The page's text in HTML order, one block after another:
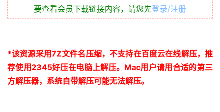
要查看会员下载链接内容，请您先登录/注册
*该资源采用7Z文件名压缩，不支持在百度云在线解压，推
荐使用2345好压在电脑上解压。 Mac用户请用合适的第三
方解压器，系统自带解压可能无法解压。